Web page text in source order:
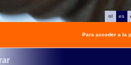
es
nl
Para acceder a la